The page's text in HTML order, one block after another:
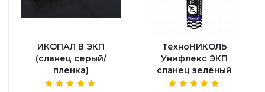
ИКОПАЛ В ЭКП
(сланец серый/
пленка)
ТехноНИКОЛЬ
Унифлекс ЭКП
сланец зелёный